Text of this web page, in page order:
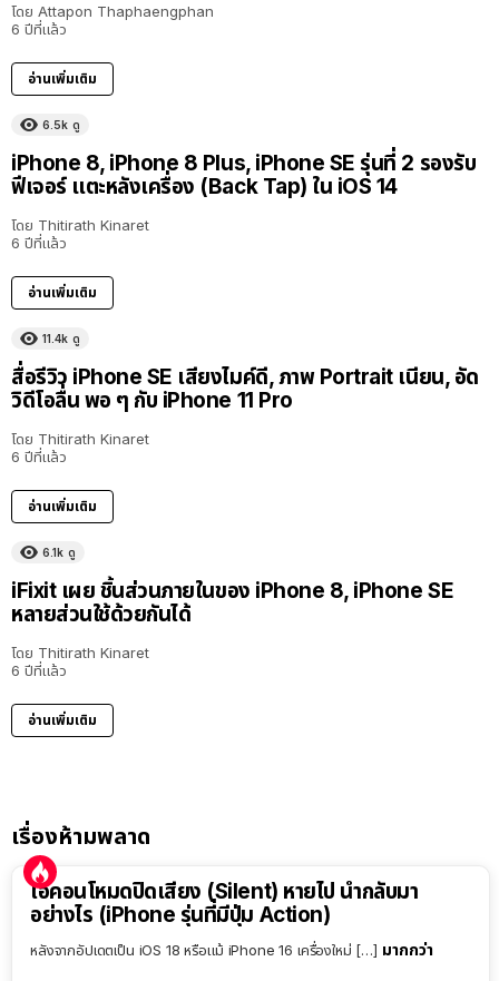
โดย Attapon Thaphaengphan
6 ปีที่แล้ว
อ่านเพิ่มเติม
6.5k ดู
iPhone 8, iPhone 8 Plus, iPhone SE รุ่นที่ 2 รองรับ
ฟีเจอร์ แตะหลังเครื่อง (Back Tap) ใน iOS 14
โดย Thitirath Kinaret
6 ปีที่แล้ว
อ่านเพิ่มเติม
11.4k ดู
สื่อรีวิว iPhone SE เสียงไมค์ดี, ภาพ Portrait เนียน, อัด
วิดีโอลื่น พอ ๆ กับ iPhone 11 Pro
โดย Thitirath Kinaret
6 ปีที่แล้ว
อ่านเพิ่มเติม
6.1k ดู
iFixit เผย ชิ้นส่วนภายในของ iPhone 8, iPhone SE
หลายส่วนใช้ด้วยกันได้
โดย Thitirath Kinaret
6 ปีที่แล้ว
อ่านเพิ่มเติม
เรื่องห้ามพลาด
ไอคอนโหมดปิดเสียง (Silent) หายไป นำกลับมา
อย่างไร (iPhone รุ่นที่มีปุ่ม Action)
หลังจากอัปเดตเป็น iOS 18 หรือแม้ iPhone 16 เครื่องใหม่ […] มากกว่า